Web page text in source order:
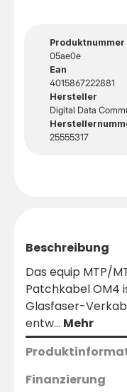
Produktnummer
05ae0e
Ean
4015867222881
Hersteller
Digital Data
25555317
Beschreibung
Das equip MTP/
Patchkabel OM4
Glasfaser-
entw… Mehr
Finanzierung